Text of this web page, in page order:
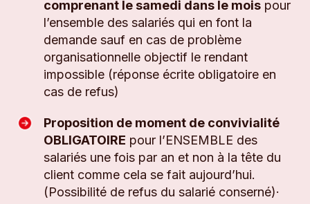
comprenant le samedi dans le mois pour
l’ensemble des salariés qui en font la
demande sauf en cas de problème
organisationnelle objectif le rendant
impossible (réponse écrite obligatoire en
cas de refus)
Proposition de moment de convivialité
OBLIGATOIRE pour l’ENSEMBLE des
salariés une fois par an et non à la tête du
client comme cela se fait aujourd’hui.
(Possibilité de refus du salarié conserné)·